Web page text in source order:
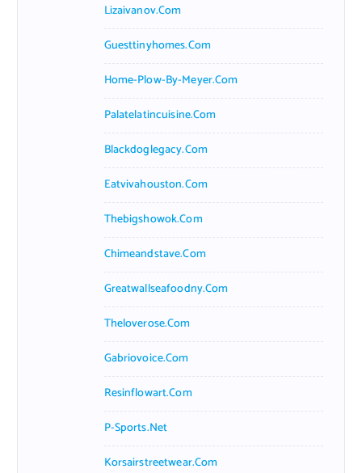
Lizaivanov.com
Guesttinyhomes.com
Home-Plow-By-Meyer.com
Palatelatincuisine.com
Blackdoglegacy.com
Eatvivahouston.com
Thebigshowok.com
Chimeandstave.com
Greatwallseafoodny.com
Theloverose.com
Gabriovoice.com
Resinflowart.com
P-Sports.net
Korsairstreetwear.com